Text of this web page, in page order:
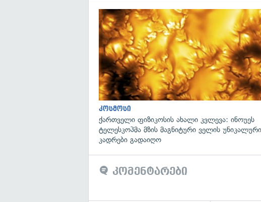
კოსმოსი
ქართველი ფიზიკოსის ახალი კვლევა: ინოუეს
ტელესკოპმა მზის მაგნიტური ველის უნიკალური
კადრები გადაიღო
კომენტარები